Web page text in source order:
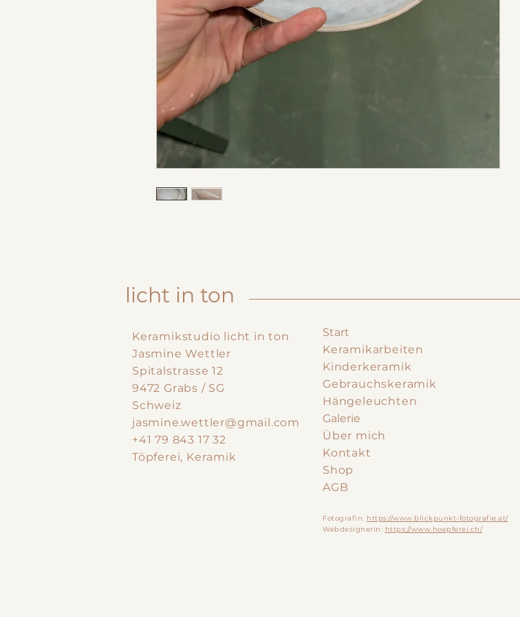
licht in ton
Keramikstudio licht in ton
Jasmine Wettler
Spitalstrasse 12
9472 Grabs / SG
Schweiz
jasmine.wettler@gmail.com
+41 79 843 17 32
Töpferei, Keramik
Start
Keramikarbeiten
Kinderkeramik
Gebrauchskeramik
Hängeleuchten
Galerie
Über mich
Kontakt
Shop
AGB
Fotografin: https://www.blickpunkt-fotografie.at/
Webdesignerin: https://www.hoepferei.ch/